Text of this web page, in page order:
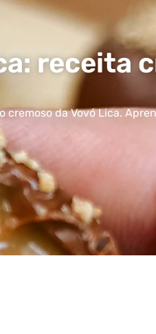
receita
da Vovó Lica.